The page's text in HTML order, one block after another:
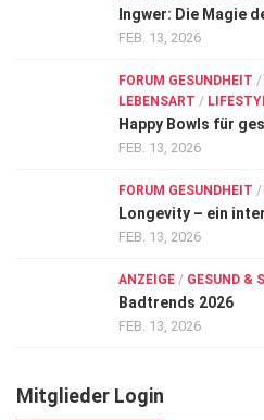
Ingwer: Die Magie
FEB. 13, 2026
FORUM GESUNDHEIT /
LEBENSART /
Happy Bowls für
FEB. 13, 2026
FORUM GESUNDHEIT /
Longevity – ein
FEB. 13, 2026
ANZEIGE / GESUND &
Badtrends 2026
FEB. 13, 2026
Mitglieder Login